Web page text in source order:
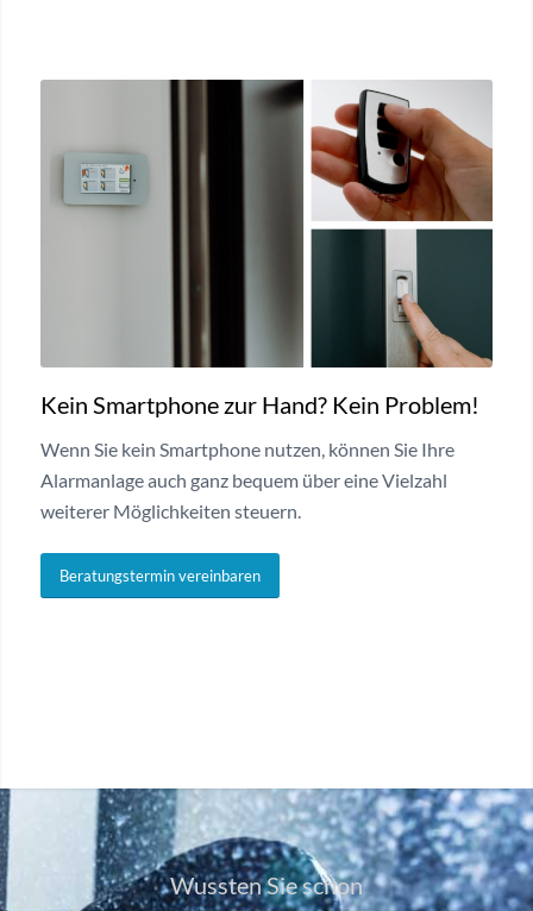
Kein Smartphone zur Hand? Kein Problem!
Wenn Sie kein Smartphone nutzen, können Sie Ihre
Alarmanlage auch ganz bequem über eine Vielzahl
weiterer Möglichkeiten steuern.
Beratungstermin vereinbaren
Wussten Sie schon